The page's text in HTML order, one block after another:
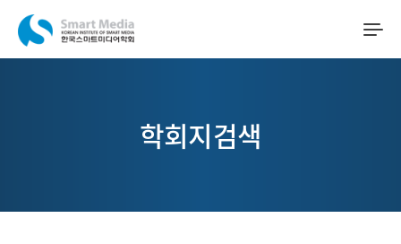
학회지검색